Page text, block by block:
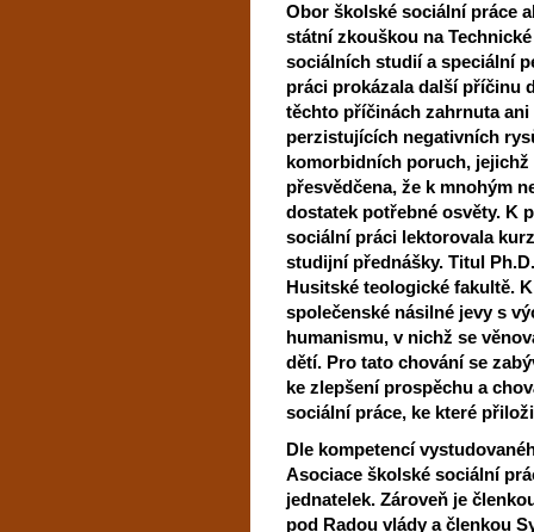
Obor školské sociální práce
státní zkouškou na
sociálních studií a speciální
práci prokázala další příčinu
těchto příčinách zahrnuta
perzistujících negativních
komorbidních poruch,
přesvědčena, že k mnohým
dostatek potřebné osvěty. K
sociální práci lektorovala
studijní přednášky. Titul
Husitské teologické fakultě.
společenské násilné jevy s
humanismu, v nichž se
dětí. Pro tato chování se
ke zlepšení prospěchu a
sociální práce, ke které
Dle kompetencí
Asociace školské sociální
jednatelek. Zároveň je
pod Radou vlády a členkou